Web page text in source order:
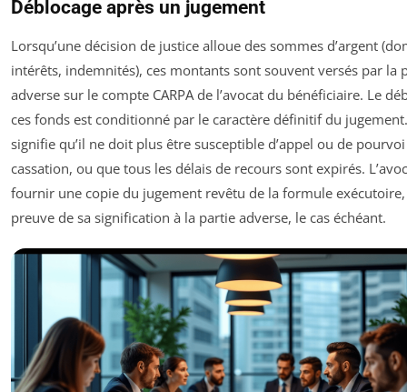
Déblocage après un jugement
Lorsqu’une décision de justice alloue des sommes d’argent
intérêts, indemnités), ces montants sont souvent versés par la
adverse sur le compte CARPA de l’avocat du bénéficiaire. Le
ces fonds est conditionné par le caractère définitif du
signifie qu’il ne doit plus être susceptible d’appel ou de
cassation, ou que tous les délais de recours sont expirés.
fournir une copie du jugement revêtu de la formule
preuve de sa signification à la partie adverse, le cas échéant.